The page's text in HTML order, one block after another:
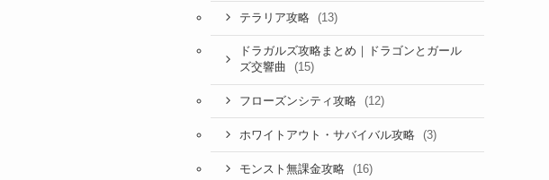
テラリア攻略 (13)
ドラガルズ攻略まとめ｜ドラゴンとガール
ズ交響曲
(15)
フローズンシティ攻略 (12)
ホワイトアウト・サバイバル攻略 (3)
モンスト無課金攻略 (16)